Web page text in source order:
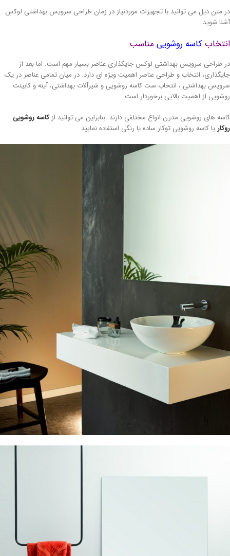
متن ذیل می توانید با تجهیزات موردنیاز در زمان طراحی سرویس بهداشتی لوکس
شوید.
کاسه روشوییمناسب
طراحی سرویس بهداشتی لوکس جایگذاری عناصر بسیار مهم است. اما بعد از
انتخاب و طراحی عناصر اهمیت ویژه ای دارد. در میان تمامی عناصر در یک
بهداشتی ، انتخاب ست کاسه روشویی و شیرآلات بهداشتی، آینه و کابینت
از اهمیت بالایی برخوردار است.
های روشویی مدرن انواع مختلفی دارند. بنابراین می توانید ازکاسه روشویی
یا کاسه روشویی توکار ساده یا رنگی استفاده نمایید.